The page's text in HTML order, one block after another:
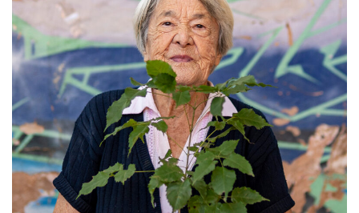
historia de las mujeres
patria contratista
plan del terror
consumo ilustrado
surti impreso